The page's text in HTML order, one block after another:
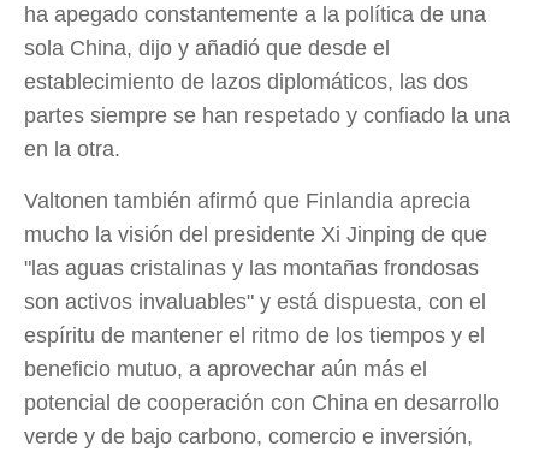
ha apegado constantemente a la política de una
sola China, dijo y añadió que desde el
establecimiento de lazos diplomáticos, las dos
partes siempre se han respetado y confiado la una
en la otra.
Valtonen también afirmó que Finlandia aprecia
mucho la visión del presidente Xi Jinping de que
"las aguas cristalinas y las montañas frondosas
son activos invaluables" y está dispuesta, con el
espíritu de mantener el ritmo de los tiempos y el
beneficio mutuo, a aprovechar aún más el
potencial de cooperación con China en desarrollo
verde y de bajo carbono, comercio e inversión,